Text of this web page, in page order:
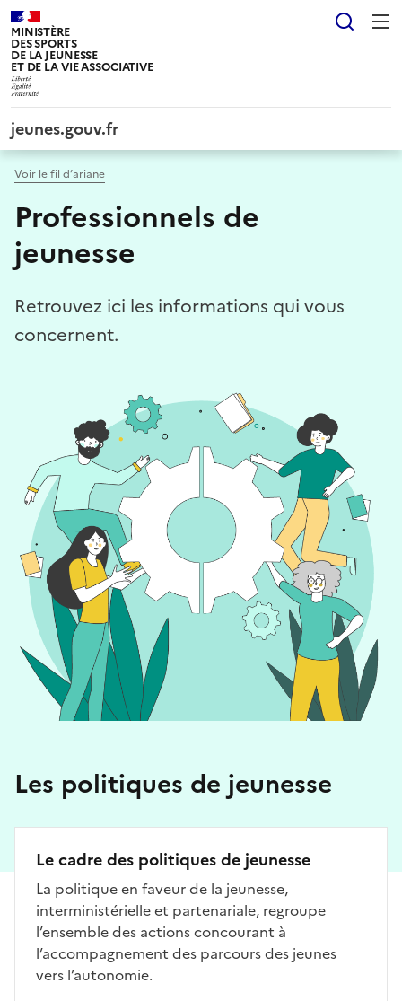
MINISTÈRE
DES SPORTS
DE LA JEUNESSE
ET DE LA VIE ASSOCIATIVE
jeunes.gouv.fr
Voir le fil d’ariane
Professionnels de
jeunesse
Retrouvez ici les informations qui vous
concernent.
Les politiques de jeunesse
Le cadre des politiques de jeunesse
La politique en faveur de la jeunesse,
interministérielle et partenariale, regroupe
l’ensemble des actions concourant à
l’accompagnement des parcours des jeunes
vers l’autonomie.
Panneau de gestion des cookies tarteaucitron